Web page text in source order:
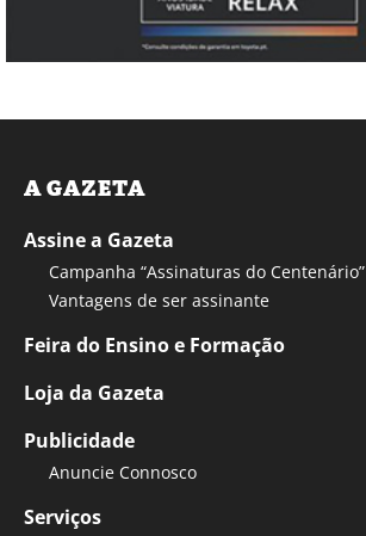
A GAZETA
Assine a Gazeta
Campanha “Assinaturas do Centenário”
Vantagens de ser assinante
Feira do Ensino e Formação
Loja da Gazeta
Publicidade
Anuncie Connosco
Serviços